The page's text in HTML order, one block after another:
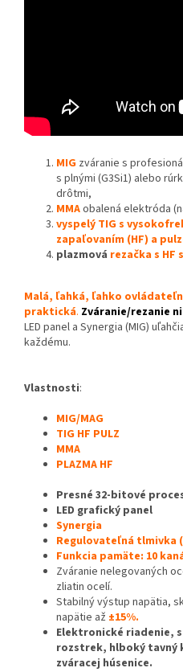
MIG zváranie s
s plnými (G3Si1) alebo
drôtmi,
MMAobalená elektróda
vyspelý TIG s
zapaľovaním (HF) a
plazmová rezačka s HF
Malá, ľahká, ľahko
praktická. Zváranie/rezanie
LED panel a Synergia (MIG)
každému.
Vlastnosti:
MIG/MAG
TIG HF PULZ
MMA
PLAZMA HF
Presné 32-bitové
LED grafický panel
Synergia
Regulovateľná tlmivka
Funkcia pamäte: 10
Zváranie nelegovaných
zliatin ocelí.
Stabilný výstup napätia,
napätie až ±15%.
Elektronické riadenie,
rozstrek, hlboký tavný
zváracej húsenice.